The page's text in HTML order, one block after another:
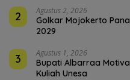
2 Agustus 2, 2026
Golkar Mojokerto
2029
3 Agustus 1, 2026
Bupati Albarraa
Kuliah Unesa